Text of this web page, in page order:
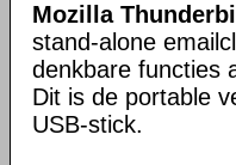
Mozilla
stand-alone
denkbare functies
Dit is de portable
USB-stick.